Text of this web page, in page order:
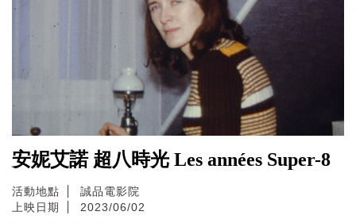
安妮艾諾 超八時光 Les années Super-8
活動地點
誠品電影院
上映日期
2023/06/02